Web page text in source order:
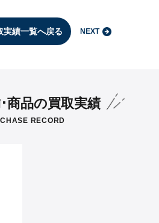
実績一覧へ戻る NEXT
商品の買取実績
RECORD